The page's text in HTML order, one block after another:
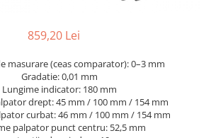
859,20 Lei
masurare (ceas comparator): 0–3 mm
Gradatie: 0,01 mm
Lungime indicator: 180 mm
drept: 45 mm / 100 mm / 154 mm
curbat: 46 mm / 100 mm / 154 mm
palpator punct centru: 52,5 mm